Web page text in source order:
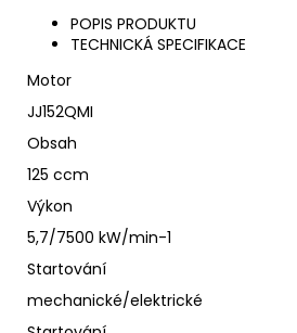
POPIS PRODUKTU
TECHNICKÁ SPECIFIKACE
Motor
JJ152QMI
Obsah
125 ccm
Výkon
5,7/7500 kW/min-1
Startování
mechanické/elektrické